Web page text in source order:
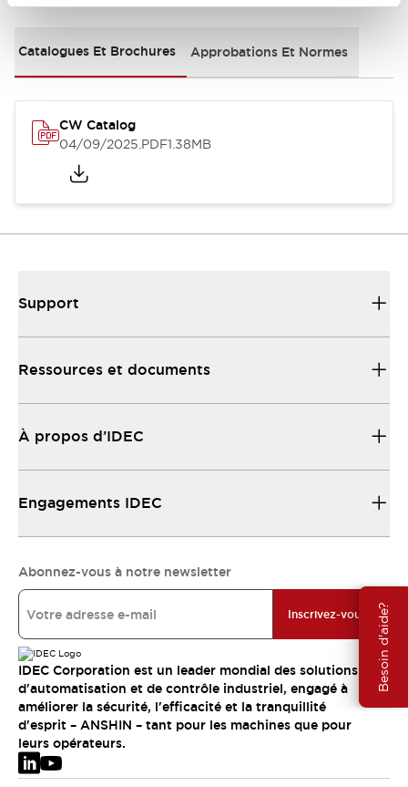
Besoin d'aide?
Catalogues Et Brochures Approbations Et Normes
CW Catalog
04/09/2025.PDF1.38MB
Support
Ressources et documents
À propos d’IDEC
Engagements IDEC
Abonnez-vous à notre newsletter
Inscrivez-vous
IDEC Corporation est un leader mondial des solutions
d'automatisation et de contrôle industriel, engagé à
améliorer la sécurité, l'efficacité et la tranquillité
d'esprit – ANSHIN – tant pour les machines que pour
leurs opérateurs.